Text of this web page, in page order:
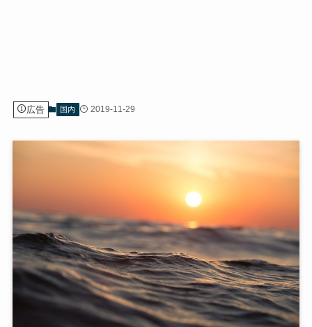
広告 国内 2019-11-29